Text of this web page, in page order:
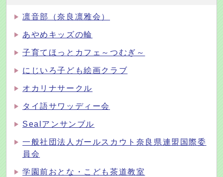
凛音部（奈良凛雅会）
あやめキッズの輪
子育てほっとカフェ～つむぎ～
にじいろ子ども絵画クラブ
オカリナサークル
タイ語サワッディー会
Sealアンサンブル
一般社団法人ガールスカウト奈良県連盟国際委
員会
学園前おとな・こども茶道教室